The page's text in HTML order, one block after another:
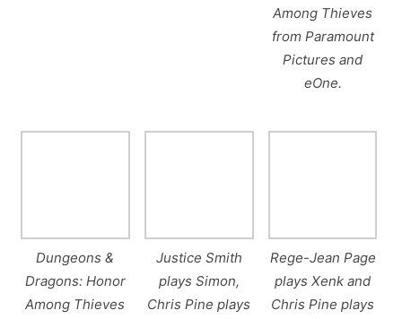
Among Thieves
from Paramount
Pictures and
eOne.
Dungeons &
Dragons: Honor
Among Thieves
Justice Smith
plays Simon,
Chris Pine plays
Rege-Jean Page
plays Xenk and
Chris Pine plays